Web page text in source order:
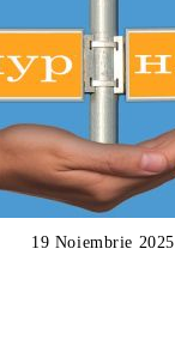
19 Noiembrie 2025